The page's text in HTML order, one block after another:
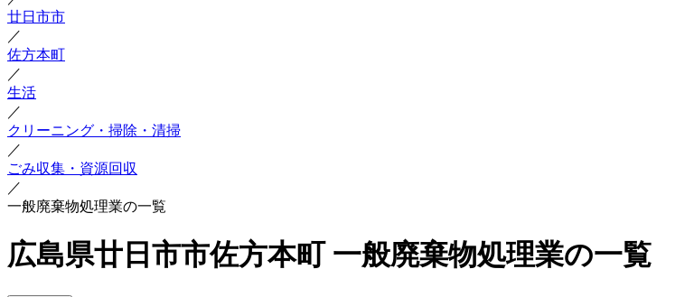
廿日市市
／
佐方本町
／
生活
／
クリーニング・掃除・清掃
／
ごみ収集・資源回収
／
一般廃棄物処理業の一覧
広島県廿日市市佐方本町 一般廃棄物処理業の一覧